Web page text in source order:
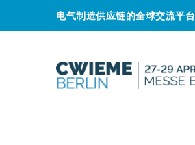
电气制造供应链的全球交流平台